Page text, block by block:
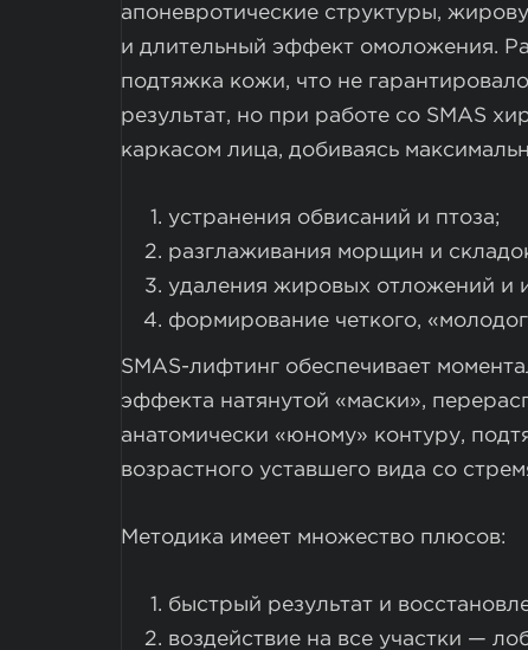
апоневротические структуры,
и длительный эффект омоложения.
подтяжка кожи, что не
результат, но при работе со SMAS
каркасом лица, добиваясь
устранения обвисаний и птоза;
разглаживания морщин и
удаления жировых отложений и
формирование четкого,
SMAS-лифтинг обеспечивает
эффекта натянутой «маски»,
анатомически «юному» контуру,
возрастного уставшего вида со
Методика имеет множество плюсов:
быстрый результат и
воздействие на все участки —